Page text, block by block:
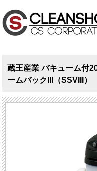
蔵王産業 バキューム付
ームバックIII（SSVIII）